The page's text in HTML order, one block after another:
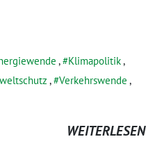
, Klimapolitik,
, Verkehrswende ,
WEITERLESEN